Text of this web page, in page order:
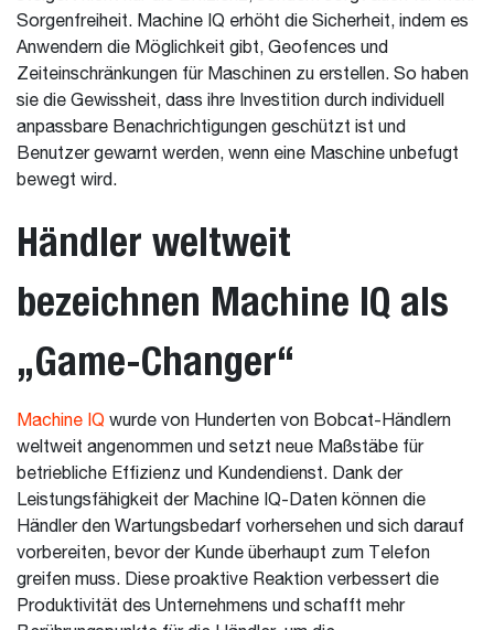
Sorgenfreiheit. Machine IQ erhöht die Sicherheit, indem es
Anwendern die Möglichkeit gibt, Geofences und
Zeiteinschränkungen für Maschinen zu erstellen. So haben
sie die Gewissheit, dass ihre Investition durch individuell
anpassbare Benachrichtigungen geschützt ist und
Benutzer gewarnt werden, wenn eine Maschine unbefugt
bewegt wird.
Händler weltweit
bezeichnen Machine IQ als
„Game-Changer“
Machine IQ ​​​​​​​ wurde von Hunderten von Bobcat-Händlern
weltweit angenommen und setzt neue Maßstäbe für
betriebliche Effizienz und Kundendienst. Dank der
Leistungsfähigkeit der Machine IQ-Daten können die
Händler den Wartungsbedarf vorhersehen und sich darauf
vorbereiten, bevor der Kunde überhaupt zum Telefon
greifen muss. Diese proaktive Reaktion verbessert die
Produktivität des Unternehmens und schafft mehr